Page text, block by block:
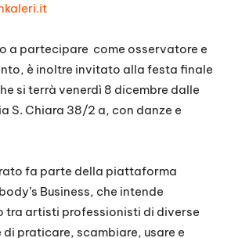
a partecipare come osservatore e
è inoltre invitato alla festa finale
si terrà venerdì 8 dicembre dalle
S. Chiara 38/2 a, con danze e
fa parte della piattaforma
Business, che intende
tra artisti professionisti di diverse
praticare, scambiare, usare e